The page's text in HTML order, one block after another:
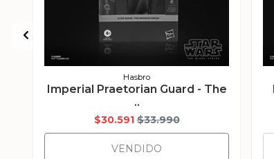
Hasbro
Imperial Praetorian Guard - The
..
$30.591 $33.990
VENDIDO